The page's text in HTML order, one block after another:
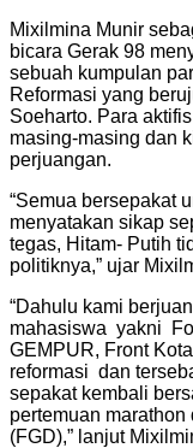
Mixilmina Munir
bicara Gerak 98
sebuah kumpulan
Reformasi yang
Soeharto. Para
masing-masing dan
perjuangan.
“Semua bersepakat
menyatakan sikap
tegas, Hitam- Putih
politiknya,” ujar
“Dahulu kami
mahasiswa yakni
GEMPUR, Front
reformasi dan
sepakat kembali
pertemuan
(FGD),” lanjut